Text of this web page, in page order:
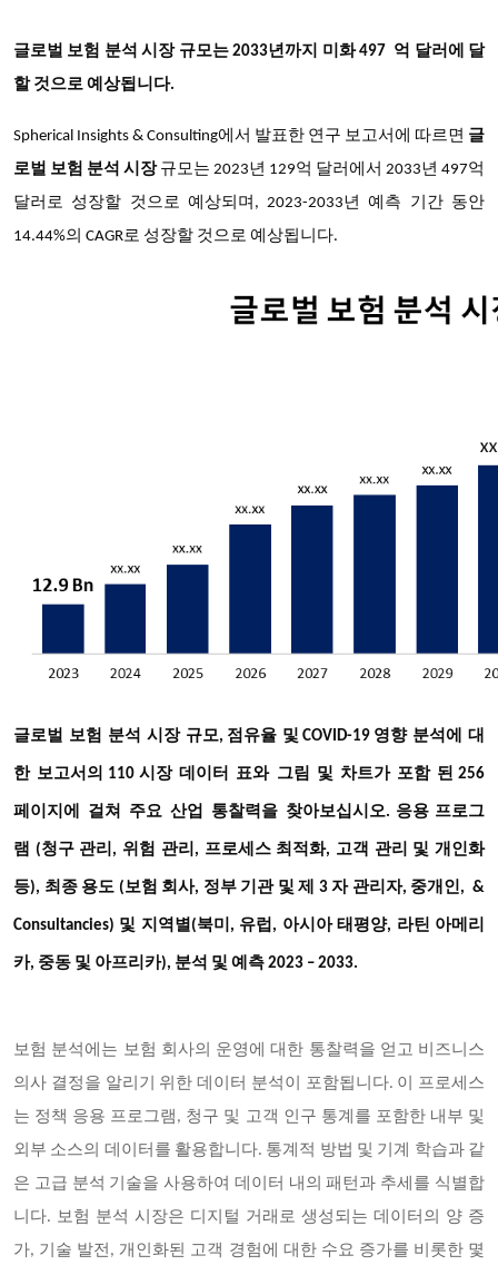
글로벌 보험 분석 시장 규모는2033년까지
미화 497 억 달러에 달
할 것으로 예상됩니다.
Spherical Insights & Consulting에서 발표한 연구 보고서에 따르면 글
로벌 보험 분석 시장 규모는 2023년 129억 달러에서 2033년 497억
달러로 성장할 것으로 예상되며, 2023-2033년 예측 기간 동안
14.44%의 CAGR로 성장할 것으로 예상됩니다.
글로벌 보험 분석 시장 규모 , 점유율 및 COVID-19 영향 분석에 대
한 보고서의 110시장 데이터 표와 그림 및 차트가 포함 된 256
페이지에 걸쳐 주요 산업 통찰력을 찾아보십시오 . 응용 프로그
램 (청구 관리, 위험 관리, 프로세스 최적화, 고객 관리 및 개인화
등), 최종 용도 (보험 회사, 정부 기관 및 제 3 자 관리자, 중개인, &
Consultancies) 및 지역별(북미, 유럽, 아시아 태평양, 라틴 아메리
카, 중동 및 아프리카), 분석 및 예측 2023 – 2033.
보험 분석에는 보험 회사의 운영에 대한 통찰력을 얻고 비즈니스
의사 결정을 알리기 위한 데이터 분석이 포함됩니다. 이 프로세스
는 정책 응용 프로그램, 청구 및 고객 인구 통계를 포함한 내부 및
외부 소스의 데이터를 활용합니다. 통계적 방법 및 기계 학습과 같
은 고급 분석 기술을 사용하여 데이터 내의 패턴과 추세를 식별합
니다. 보험 분석 시장은 디지털 거래로 생성되는 데이터의 양 증
가, 기술 발전, 개인화된 고객 경험에 대한 수요 증가를 비롯한 몇